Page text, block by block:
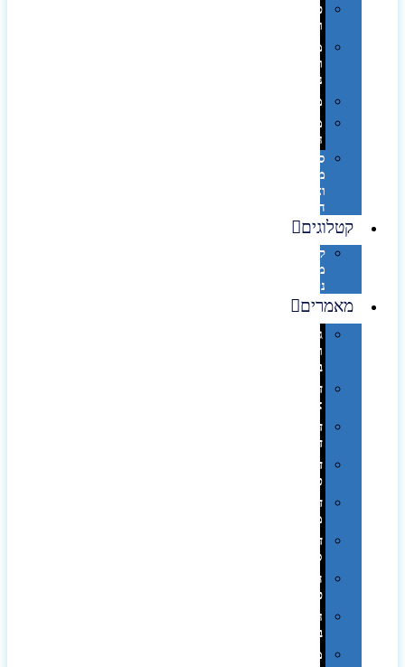
פינוק
וספא
מזוודות
ותיקי
נסיעות
מטריות
מוצרי
חוף
סביבת
מחשב
וציוד
היקפי
קטלוגים
קטלוג
מוצרי
נייר
מאמרים
גימורים
והשבחות
בדפוס
דפוס
אופסט
דפוס
דיגיטלי
דפוס
טמפון
דפוס
משי
דפוס
סובלימציה
הדפס
פרוצס
חריטה
בלייזר
מהו